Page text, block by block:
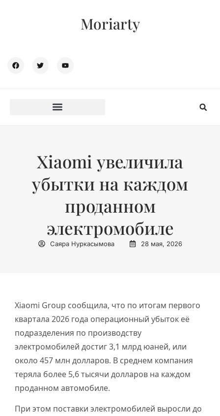
Moriarty
Xiaomi увеличила
убытки на каждом
проданном
электромобиле
Саяра Нуркасымова 28 мая, 2026
Xiaomi Group сообщила, что по итогам первого
квартала 2026 года операционный убыток её
подразделения по производству
электромобилей достиг 3,1 млрд юаней, или
около 457 млн долларов. В среднем компания
теряла более 5,6 тысячи долларов на каждом
проданном автомобиле.
При этом поставки электромобилей выросли до